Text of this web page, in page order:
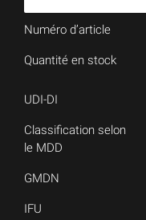
Numéro d’article
Quantité en stock
UDI-DI
Classification selon
le MDD
GMDN
IFU